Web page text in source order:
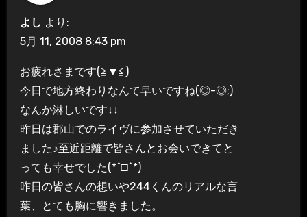
よし より:
5月 11, 2008 8:43 pm
お疲れさまです(≧▼≦)
今日で地方終わりなんて早いですね(◎-◎;)
なんか淋しいです↓↓
昨日は郡山でのライヴに参加させていただき
ました♪至近距離で皆さんとお会いできてと
っても幸せでした(*^□^*)
昨日の皆さんの想いや244くんのリアルな言
葉、とても胸に響きました。